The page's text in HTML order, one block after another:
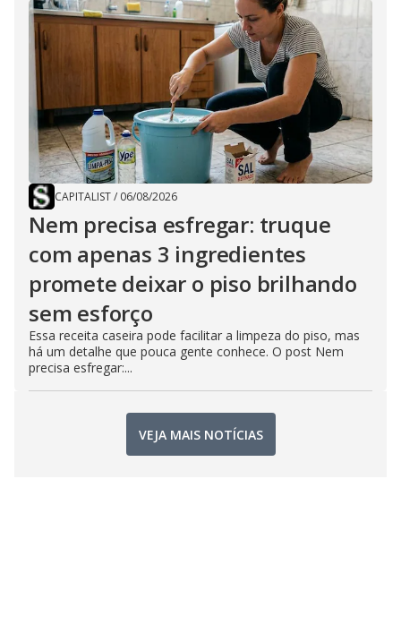
CAPITALIST/ 06/08/2026
Nem precisa esfregar: truque
com apenas 3 ingredientes
promete deixar o piso brilhando
sem esforço
Essa receita caseira pode facilitar a limpeza do piso, mas
há um detalhe que pouca gente conhece. O post Nem
precisa esfregar:...
VEJA MAIS NOTÍCIAS